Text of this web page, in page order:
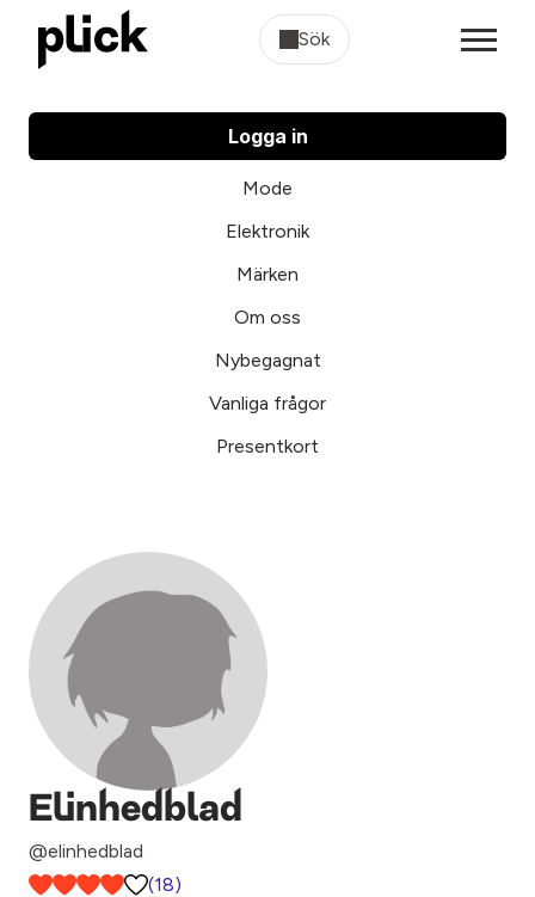
Sök
Logga in
Mode
Elektronik
Märken
Om oss
Nybegagnat
Vanliga frågor
Presentkort
Elinhedblad
@elinhedblad
(18)